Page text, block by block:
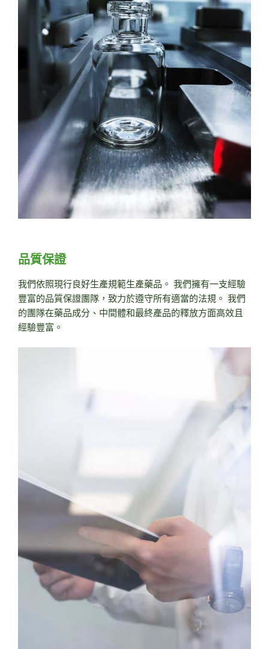
品質保證
我們依照現行良好生產規範生產藥品。 我們擁有一支經驗
豐富的品質保證團隊，致力於遵守所有適當的法規。 我們
的團隊在藥品成分、中間體和最終產品的釋放方面高效且
經驗豐富。